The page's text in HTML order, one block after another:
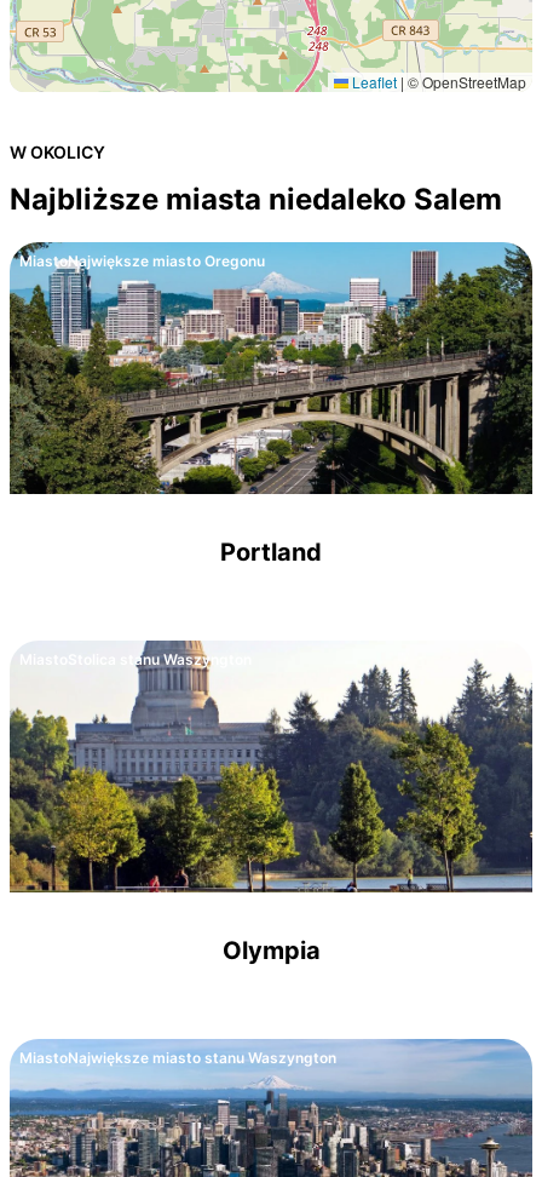
Leaflet | © OpenStreetMap
W OKOLICY
Najbliższe miasta niedaleko Salem
MiastoNajwiększe miasto Oregonu
Portland
Miasto Stolica stanu Waszyngton
Olympia
MiastoNajwiększe miasto stanu Waszyngton